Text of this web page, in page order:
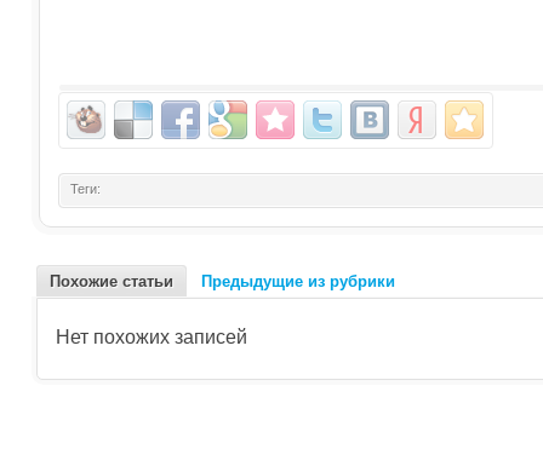
Теги:
Похожие статьи Предыдущие из рубрики
Нет похожих записей